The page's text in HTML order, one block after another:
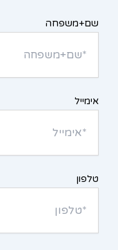
שם+משפחה
אימייל
טלפון